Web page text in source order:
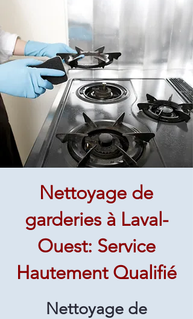
Nettoyage de
garderies à Laval-
Ouest: Service
Hautement Qualifié
Nettoyage de